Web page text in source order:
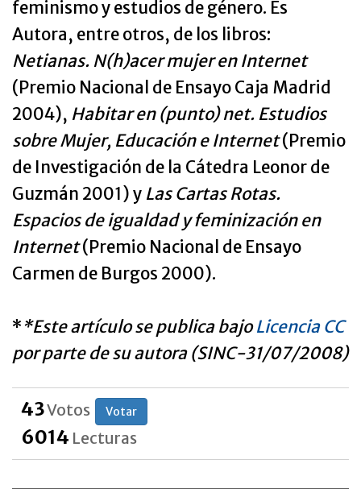
feminismo y estudios de género. Es
Autora, entre otros, de los libros:
Netianas. N(h)acer mujer en Internet
(Premio Nacional de Ensayo Caja Madrid
2004), Habitaren (punto) net. Estudios
sobre Mujer, Educación e Internet(Premio
de Investigación de la Cátedra Leonor de
Guzmán 2001) y Las Cartas Rotas.
Espacios de igualdad y feminización en
Internet(Premio Nacional de Ensayo
Carmen de Burgos 2000).
**Este artículo se publica bajoLicencia CC
por parte de su autora (SINC-31/07/2008)
43Votos Votar
6014 Lecturas